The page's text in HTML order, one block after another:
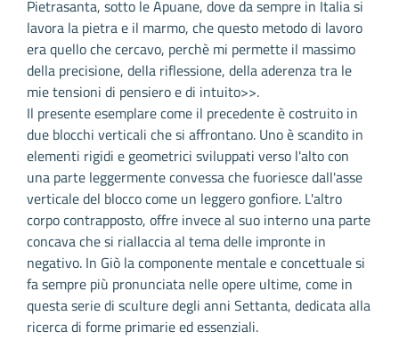
Pietrasanta, sotto le Apuane, dove da sempre in Italia si
lavora la pietra e il marmo, che questo metodo di lavoro
era quello che cercavo, perchè mi permette il massimo
della precisione, della riflessione, della aderenza tra le
mie tensioni di pensiero e di intuito>>.
Il presente esemplare come il precedente è costruito in
due blocchi verticali che si affrontano. Uno è scandito in
elementi rigidi e geometrici sviluppati verso l'alto con
una parte leggermente convessa che fuoriesce dall'asse
verticale del blocco come un leggero gonfiore. L'altro
corpo contrapposto, offre invece al suo interno una parte
concava che si riallaccia al tema delle impronte in
negativo. In Giò la componente mentale e concettuale si
fa sempre più pronunciata nelle opere ultime, come in
questa serie di sculture degli anni Settanta, dedicata alla
ricerca di forme primarie ed essenziali.